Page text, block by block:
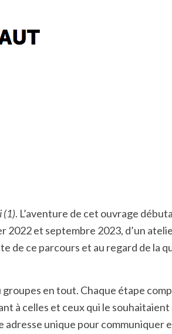
(1). L’aventure de cet ouvrage débuta
et septembre 2023, d’un
de ce parcours et au regard de la
groupes en tout. Chaque étape
à celles et ceux qui le
adresse unique pour communiquer